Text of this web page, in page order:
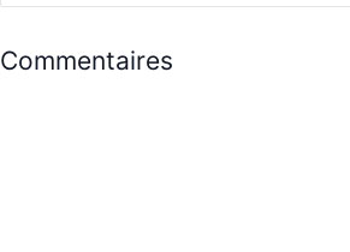
Commentaires